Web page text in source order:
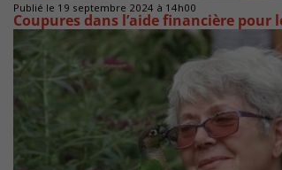
Publié le 19 septembre 2024 à 14h00
Coupures dans l’aide financière